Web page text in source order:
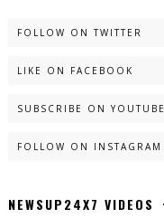
FOLLOW ON TWITTER
LIKE ON FACEBOOK
SUBSCRIBE ON YOUTUBE
FOLLOW ON INSTAGRAM
NEWSUP24X7 VIDEOS